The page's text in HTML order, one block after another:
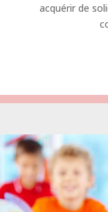
acquérir de